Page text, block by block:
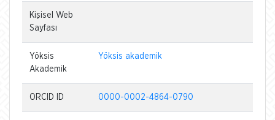
Kişisel Web
Sayfası
Yöksis
Akademik
Yöksis akademik
ORCID ID 0000-0002-4864-0790